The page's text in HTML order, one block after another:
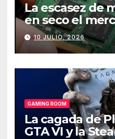
La escasez de
en seco el
de PCs
10 JULIO, 2026
GAMING ROOM
La cagada de
GTA VI y la